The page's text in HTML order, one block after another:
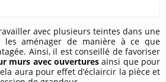
avec plusieurs teintes dans une
les aménager de manière à ce que
Ainsi, il est conseillé de favoriser
murs avec ouverturesainsi que pour
aura pour effet d’éclaircir la pièce et